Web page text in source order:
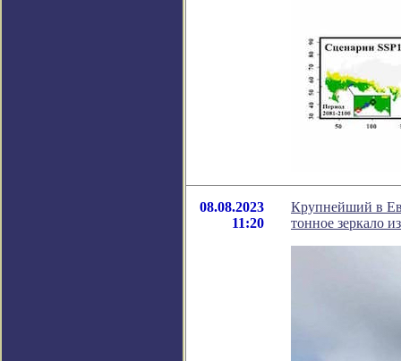
08.08.2023
11:20
Крупнейший в
тонное зеркало